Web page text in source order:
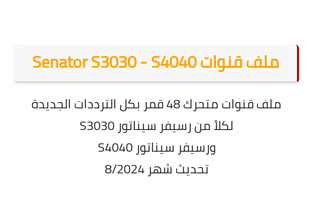
ملف قنوات Senator S3030 - S4040
ملف قنوات متحرك 48 قمر بكل الترددات الجديدة
لكلاً من رسيفر سيناتور S3030
ورسيفر سيناتور S4040
تحديث شهر 8/2024